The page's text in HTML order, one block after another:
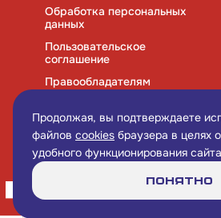
Обработка персональных
данных
Пользовательское
соглашение
Правообладателям
cookies
Продолжая, вы подтверждаете
файлов cookies браузера в целях
удобного функционирования
Понятно